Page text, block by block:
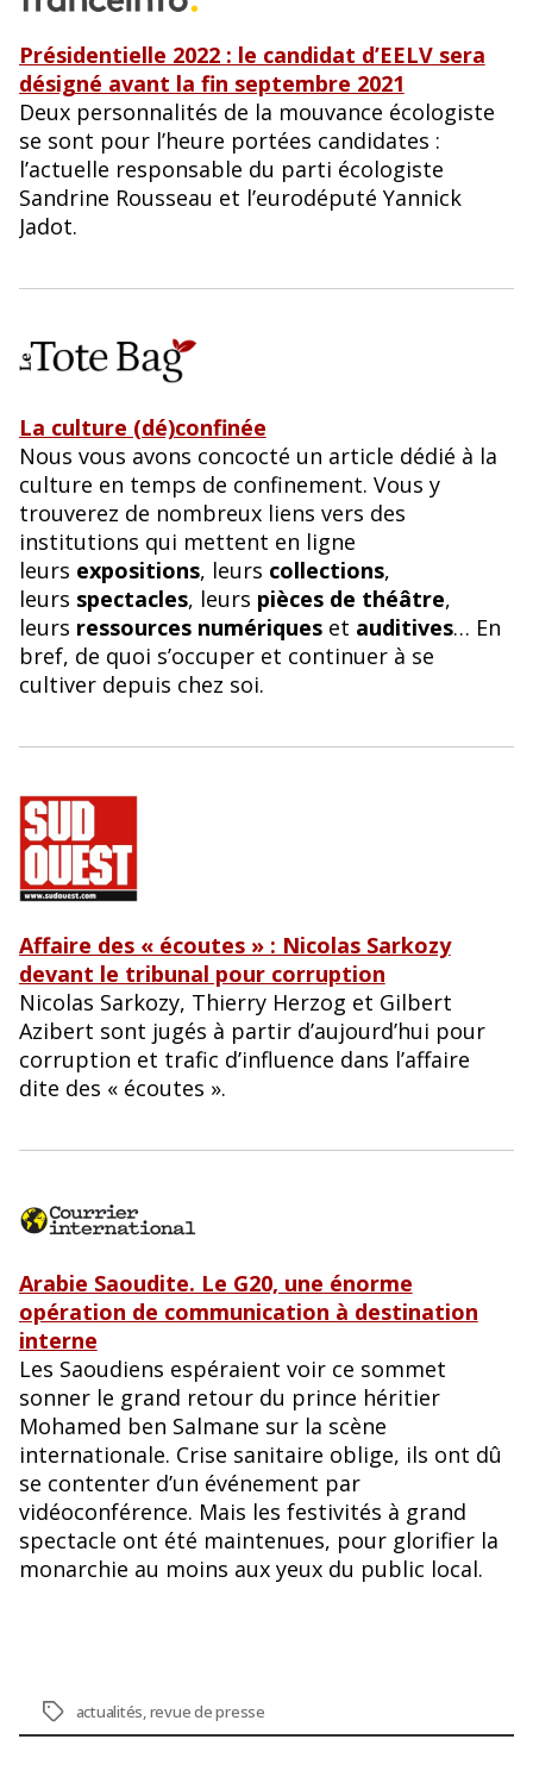
Présidentielle 2022 : le candidat d’EELV sera
désigné avant la fin septembre 2021
Deux personnalités de la mouvance écologiste
se sont pour l’heure portées candidates :
l’actuelle responsable du parti écologiste
Sandrine Rousseau et l’eurodéputé Yannick
Jadot.
La culture (dé)confinée
Nous vous avons concocté un article dédié à la
culture en temps de confinement. Vous y
trouverez de nombreux liens vers des
institutions qui mettent en ligne
leurs expositions, leurs collections,
leurs spectacles, leurs pièces de théâtre,
leurs ressources numériqueset auditives… En
bref, de quoi s’occuper et continuer à se
cultiver depuis chez soi.
Affaire des « écoutes » : Nicolas Sarkozy
devant le tribunal pour corruption
Nicolas Sarkozy, Thierry Herzog et Gilbert
Azibert sont jugés à partir d’aujourd’hui pour
corruption et trafic d’influence dans l’affaire
dite des « écoutes ».
Arabie Saoudite. Le G20, une énorme
opération de communication à destination
interne
Les Saoudiens espéraient voir ce sommet
sonner le grand retour du prince héritier
Mohamed ben Salmane sur la scène
internationale. Crise sanitaire oblige, ils ont dû
se contenter d’un événement par
vidéoconférence. Mais les festivités à grand
spectacle ont été maintenues, pour glorifier la
monarchie au moins aux yeux du public local.
Étiquettes
actualités,revue de presse